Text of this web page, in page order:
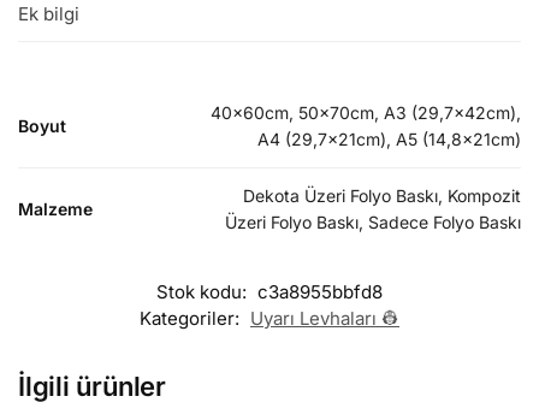
Ek bilgi
Boyut
40x60cm, 50x70cm, A3 (29,7x42cm),
A4 (29,7x21cm), A5 (14,8x21cm)
Malzeme
Dekota Üzeri Folyo Baskı, Kompozit
Üzeri Folyo Baskı, Sadece Folyo Baskı
Stok kodu: c3a8955bbfd8
Kategoriler: Uyarı Levhaları 👷
İlgili ürünler